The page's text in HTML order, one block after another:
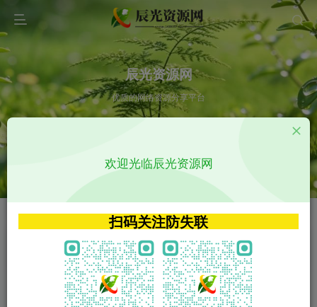
辰光资源网
优质的网络资源分享平台
VIP特权介绍 APP源码
VIP特权介绍
火
VIP特权介绍
影视源码
影视源码
欢迎光临辰光资源网
扫码关注防失联